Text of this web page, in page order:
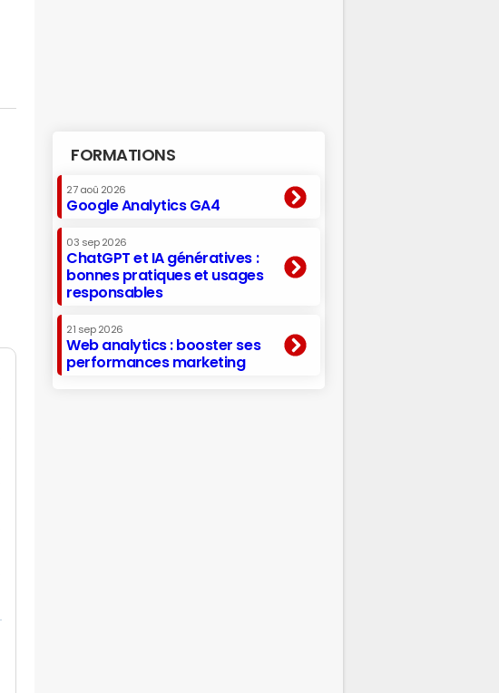
FORMATIONS
27 aoû 2026
Google Analytics GA4
03 sep 2026
ChatGPT et IA génératives :
bonnes pratiques et usages
responsables
21 sep 2026
Web analytics : booster ses
performances marketing